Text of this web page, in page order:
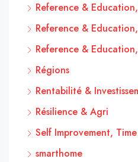
Reference &
Reference &
Reference &
Régions
Rentabilité &
Résilience & Agri
Self Improvement,
smarthome